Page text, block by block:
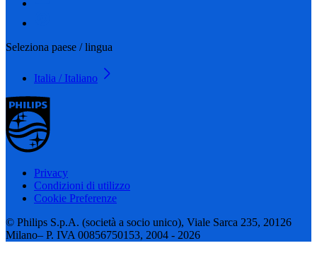
Seleziona paese / lingua
Italia / Italiano
Privacy
Condizioni di utilizzo
Cookie Preferenze
© Philips S.p.A. (società a socio unico), Viale Sarca 235, 20126
Milano– P. IVA 00856750153, 2004 - 2026